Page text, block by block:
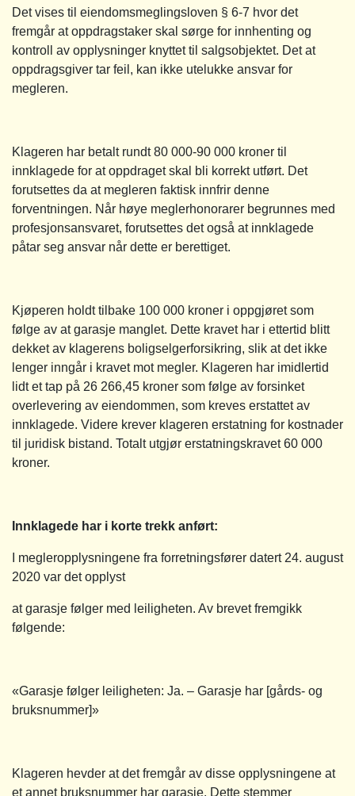
Det vises til eiendomsmeglingsloven § 6-7 hvor det
fremgår at oppdragstaker skal sørge for innhenting og
kontroll av opplysninger knyttet til salgsobjektet. Det at
oppdragsgiver tar feil, kan ikke utelukke ansvar for
megleren.
Klageren har betalt rundt 80 000-90 000 kroner til
innklagede for at oppdraget skal bli korrekt utført. Det
forutsettes da at megleren faktisk innfrir denne
forventningen. Når høye meglerhonorarer begrunnes med
profesjonsansvaret, forutsettes det også at innklagede
påtar seg ansvar når dette er berettiget.
Kjøperen holdt tilbake 100 000 kroner i oppgjøret som
følge av at garasje manglet. Dette kravet har i ettertid blitt
dekket av klagerens boligselgerforsikring, slik at det ikke
lenger inngår i kravet mot megler. Klageren har imidlertid
lidt et tap på 26 266,45 kroner som følge av forsinket
overlevering av eiendommen, som kreves erstattet av
innklagede. Videre krever klageren erstatning for kostnader
til juridisk bistand. Totalt utgjør erstatningskravet 60 000
kroner.
Innklagede har i korte trekk anført:
I megleropplysningene fra forretningsfører datert 24. august
2020 var det opplyst
at garasje følger med leiligheten. Av brevet fremgikk
følgende:
«Garasje følger leiligheten: Ja. – Garasje har [gårds- og
bruksnummer]»
Klageren hevder at det fremgår av disse opplysningene at
et annet bruksnummer har garasje. Dette stemmer